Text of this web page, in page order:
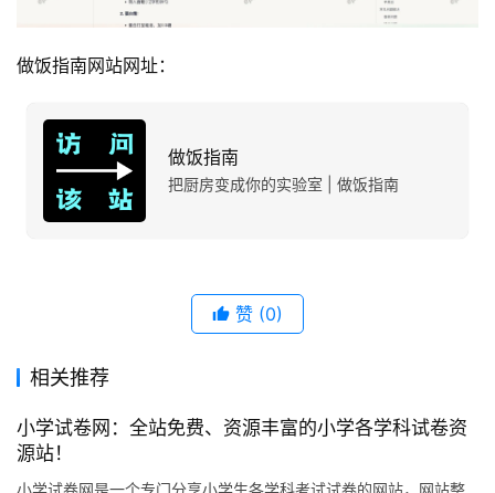
做饭指南网站网址：
做饭指南
把厨房变成你的实验室 | 做饭指南
赞 (0)
相关推荐
小学试卷网：全站免费、资源丰富的小学各学科试卷资
源站！
小学试卷网是一个专门分享小学生各学科考试试卷的网站，网站整